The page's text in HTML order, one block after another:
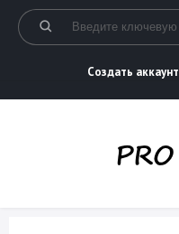
Создать аккаунт